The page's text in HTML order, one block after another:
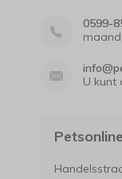
0599-
U kunt